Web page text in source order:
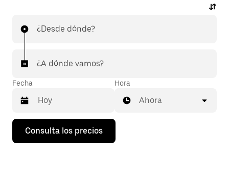
¿Desde dónde?
¿A dónde vamos?
Fecha
Pulsa
flecha
Hora
Ahora
Consulta los precios